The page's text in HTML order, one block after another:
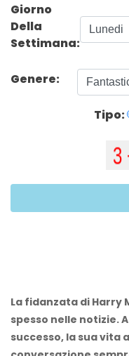
Giorno
Della
Settimana:
Genere:
Tipo:
La fidanzata di Harry
spesso nelle notizie.
successo, la sua vita